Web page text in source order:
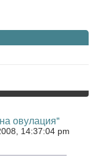
овулация"
14:37:04 pm